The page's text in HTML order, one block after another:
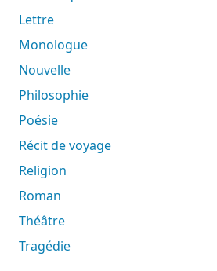
Lettre
Monologue
Nouvelle
Philosophie
Poésie
Récit de voyage
Religion
Roman
Théâtre
Tragédie